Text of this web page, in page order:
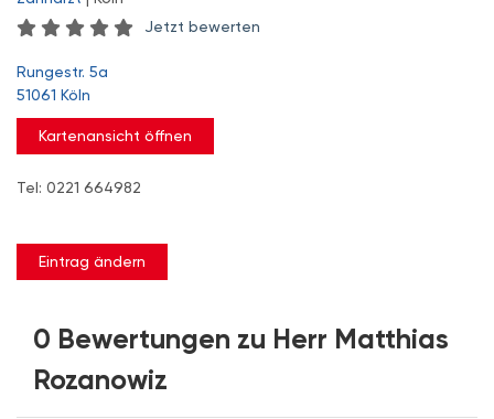
Jetzt bewerten
Rungestr. 5a
51061 Köln
Kartenansicht öffnen
Tel: 0221 664982
Eintrag ändern
0 Bewertungen zu Herr Matthias
Rozanowiz